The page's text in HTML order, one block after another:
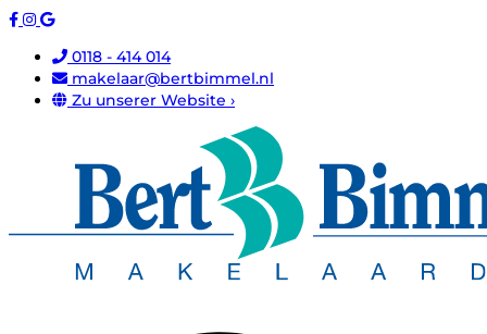
0118 - 414 014
makelaar@bertbimmel.nl
Zu unserer Website ›